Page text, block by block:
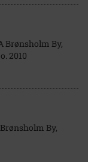
Brønsholm By,
2010
By,